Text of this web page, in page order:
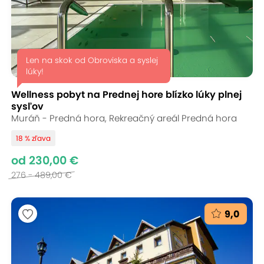
Len na skok od Obroviska a syslej
lúky!
Wellness pobyt na Prednej hore blízko lúky plnej
sysľov
Muráň - Predná hora, Rekreačný areál Predná hora
18 % zľava
od 230,00 €
276 - 489,00 €
9,0